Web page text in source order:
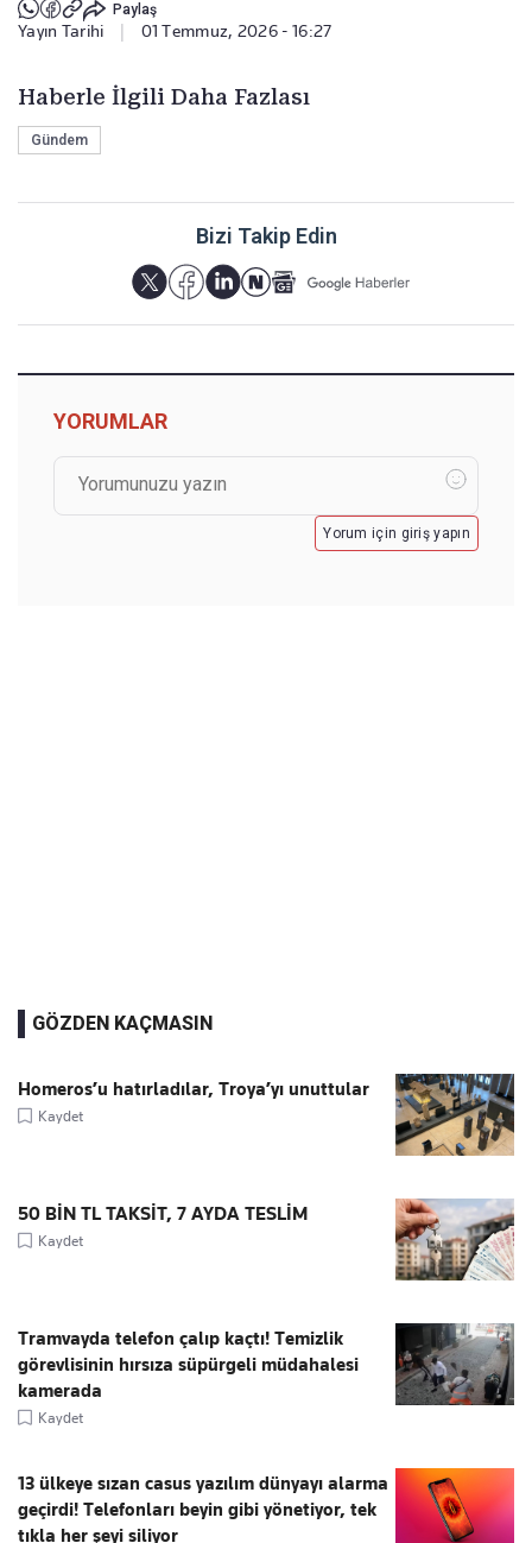
Paylaş
Yayın Tarihi 01 Temmuz, 2026 - 16:27
Haberle İlgili Daha Fazlası
Gündem
Bizi Takip Edin
YORUMLAR
Yorum için giriş yapın
GÖZDEN KAÇMASIN
Homeros’u hatırladılar, Troya’yı unuttular
Kaydet
50 BİN TL TAKSİT, 7 AYDA TESLİM
Kaydet
Tramvayda telefon çalıp kaçtı! Temizlik
görevlisinin hırsıza süpürgeli müdahalesi
kamerada
Kaydet
13 ülkeye sızan casus yazılım dünyayı alarma
geçirdi! Telefonları beyin gibi yönetiyor, tek
tıkla her şeyi siliyor